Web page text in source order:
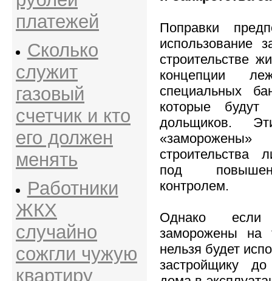
платежей
Сколько
служит
газовый
счетчик и кто
его должен
менять
Работники
ЖКХ
случайно
сожгли чужую
квартиру
Поправки
использование
строительстве
концепции
специальных
которые будут
дольщиков.
строительства
под
контролем.
Однако если
заморожены на
нельзя будет
застройщику